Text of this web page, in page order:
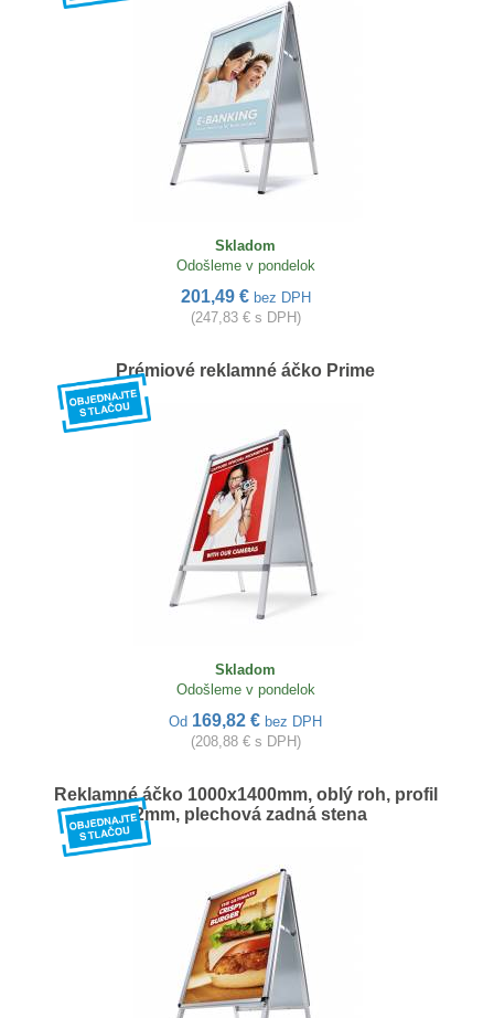
Skladom
Odošleme v pondelok
201,49 € bez DPH
(247,83 € s DPH)
Prémiové reklamné áčko Prime
Skladom
Odošleme v pondelok
Od 169,82 € bez DPH
(208,88 € s DPH)
Reklamné áčko 1000x1400mm, oblý roh, profil
32mm, plechová zadná stena